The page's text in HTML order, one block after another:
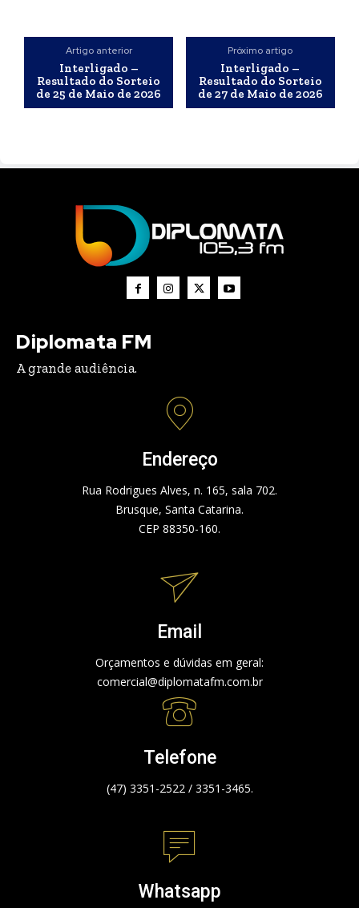
Artigo anterior
Interligado –
Resultado do Sorteio
de 25 de Maio de 2026
Próximo artigo
Interligado –
Resultado do Sorteio
de 27 de Maio de 2026
Diplomata FM
A grande audiência.
Endereço
Rua Rodrigues Alves, n. 165, sala 702.
Brusque, Santa Catarina.
CEP 88350-160.
Email
Orçamentos e dúvidas em geral:
comercial@diplomatafm.com.br
Telefone
(47) 3351-2522 / 3351-3465.
Whatsapp